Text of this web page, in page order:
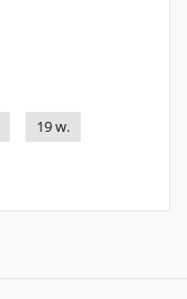
19 w.